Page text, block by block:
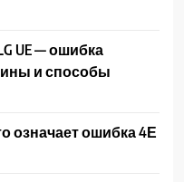
UE — ошибка
и способы
означает ошибка 4Е